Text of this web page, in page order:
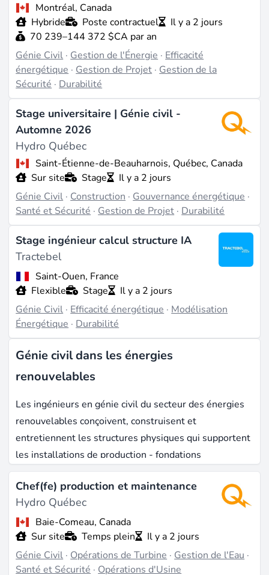
Montréal, Canada
Hybride
Poste contractuel
Il y a 2 jours
70 239–144 372 $CA par an
Génie Civil · Gestion de l'Énergie · Efficacité
énergétique · Gestion de Projet · Gestion de la
Sécurité · Durabilité
Stage universitaire | Génie civil -
Automne 2026
Hydro Québec
Saint-Étienne-de-Beauharnois, Québec, Canada
Sur site
Stage
Il y a 2 jours
Génie Civil · Construction · Gouvernance énergétique ·
Santé et Sécurité · Gestion de Projet · Durabilité
Stage ingénieur calcul structure IA
Tractebel
Saint-Ouen, France
Flexible
Stage
Il y a 2 jours
Génie Civil · Efficacité énergétique · Modélisation
Énergétique · Durabilité
Génie civil dans les énergies
renouvelables
Les ingénieurs en génie civil du secteur des énergies
renouvelables conçoivent, construisent et
entretiennent les structures physiques qui supportent
les installations de production - fondations
d'éoliennes, déversoirs de barrages, voies d'accès,
plateformes de postes électriques et terrassements
sous les centrales solaires. L'emploi mondial dans les
énergies renouvelables a atteint 16,2 millions de
postes en 2023, les travaux de génie civil
représentant la plus grande part de main-d'œuvre
Chef(fe) production et maintenance
Hydro Québec
Baie-Comeau, Canada
Sur site
Temps plein
Il y a 2 jours
Génie Civil · Opérations de Turbine · Gestion de l'Eau ·
Santé et Sécurité · Opérations d'Usine